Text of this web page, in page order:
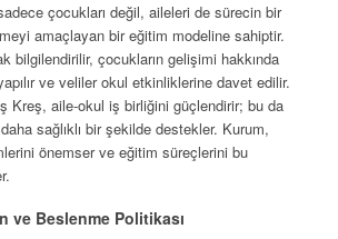
çocukları değil, aileleri de sürecin bir
amaçlayan bir eğitim modeline sahiptir.
bilgilendirilir, çocukların gelişimi hakkında
ve veliler okul etkinliklerine davet edilir.
Kreş, aile-okul iş birliğini güçlendirir; bu da
sağlıklı bir şekilde destekler. Kurum,
önemser ve eğitim süreçlerini bu
ve Beslenme Politikası